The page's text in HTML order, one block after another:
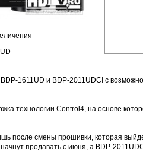
1611UD и BDP-2011UDCI с
технологии Control4, на основе
после смены прошивки, которая
продавать с июня, а BDP-